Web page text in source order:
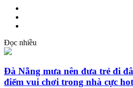
Đọc nhiều
Đà Nẵng mưa nên đưa trẻ đi
điểm vui chơi trong nhà cực hot